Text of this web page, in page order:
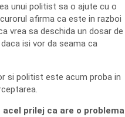
unui politist sa o ajute cu o
afirma ca este in razboi
vrea sa deschida un dosar de
isi vor da seama ca
si politist este acum proba in
prilej ca are o problema